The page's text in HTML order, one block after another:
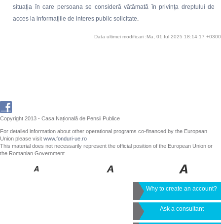
situaţia în care persoana se consideră vătămată în privinţa dreptului de
acces la informaţiile de interes public solicitate.
Data ultimei modificari :Ma, 01 Iul 2025 18:14:17 +0300
Copyright 2013 - Casa Națională de Pensii Publice
For detailed information about other operational programs co-financed by the European
Union please visit www.fonduri-ue.ro
This material does not necessarily represent the official position of the European Union or
the Romanian Government
Why to create an account?
Ask a consultant